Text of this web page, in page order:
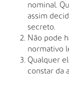
nominal.
assim
secreto.
Não pode
normativo
Qualquer
constar da